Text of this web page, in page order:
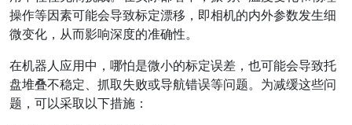
操作等因素可能会导致标定漂移，即相机的内外参数发生细
微变化，从而影响深度的准确性。
在机器人应用中，哪怕是微小的标定误差，也可能会导致托
盘堆叠不稳定、抓取失败或导航错误等问题。为减缓这些问
题，可以采取以下措施：